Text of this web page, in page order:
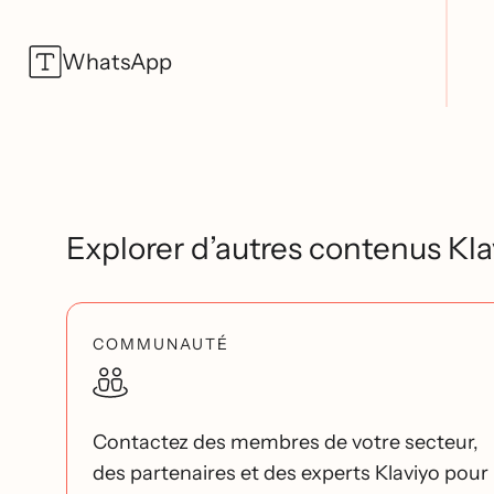
WhatsApp
Explorer d’autres contenus
COMMUNAUTÉ
Contactez des membres de votre secteur,
des partenaires et des experts Klaviyo pour